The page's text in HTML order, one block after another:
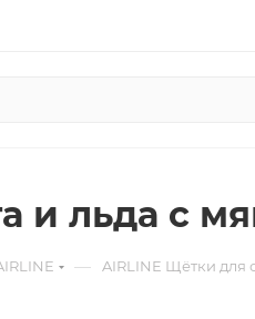
и льда с
— AIRLINE Щётки для